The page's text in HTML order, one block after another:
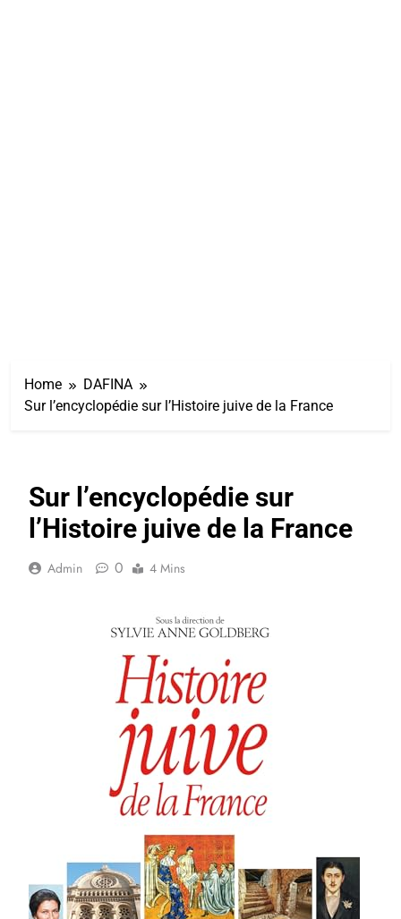
Home
DAFINA
Sur l’encyclopédie sur l’Histoire juive de la France
Sur l’encyclopédie sur
l’Histoire juive de la France
Admin 0 4 Mins